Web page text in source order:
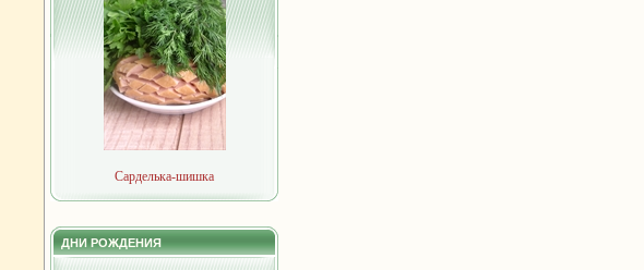
Сарделька-шишка
ДНИ РОЖДЕНИЯ